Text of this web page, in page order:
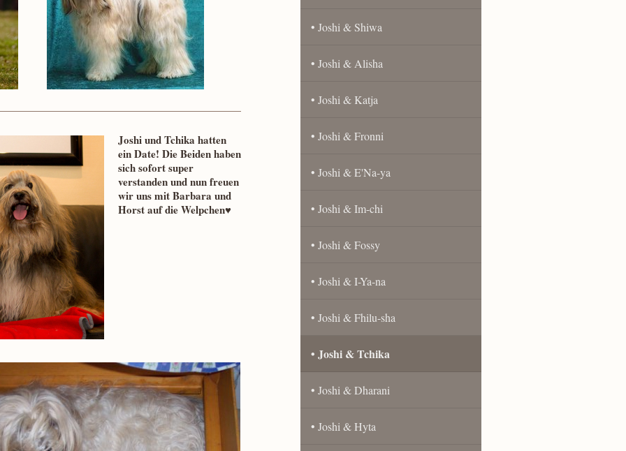
Joshi und Tchika hatten
ein Date! Die Beiden haben
sich sofort super
verstanden und nun freuen
wir uns mit Barbara und
Horst auf die Welpchen♥
Joshi & Shiwa
Joshi & Alisha
Joshi & Katja
Joshi & Fronni
Joshi & E'Na-ya
Joshi & Im-chi
Joshi & Fossy
Joshi & I-Ya-na
Joshi & Fhilu-sha
Joshi & Tchika
Joshi & Dharani
Joshi & Hyta